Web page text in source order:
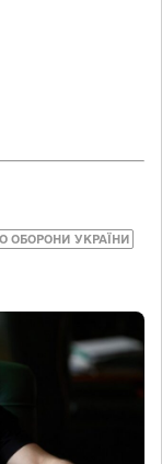
ОБОРОНИ УКРАЇНИ